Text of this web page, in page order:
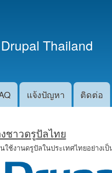
หลัก
Thailand
แจ้งปัญหา ติดต่อ
ชาวดรูปัลไทย
ช้งานดรูปัลในประเทศไทยอย่างเป็